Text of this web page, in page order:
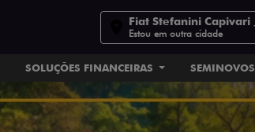
Fiat Stefanini Capivari
Estou em outra cidade
SOLUÇÕES FINANCEIRAS SEMINOVOS